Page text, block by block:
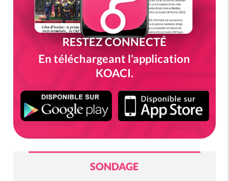
RESTEZ CONNECTÉ
En téléchargeant l'application
KOACI.
SONDAGE